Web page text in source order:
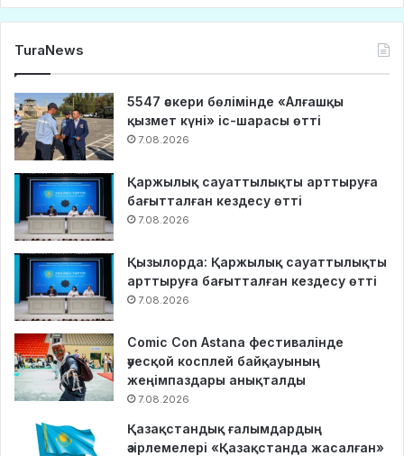
TuraNews
5547 әскери бөлімінде «Алғашқы
қызмет күні» іс-шарасы өтті
7.08.2026
Қаржылық сауаттылықты арттыруға
бағытталған кездесу өтті
7.08.2026
Қызылорда: Қаржылық сауаттылықты
арттыруға бағытталған кездесу өтті
7.08.2026
Comic Con Astana фестивалінде
әуесқой косплей байқауының
жеңімпаздары анықталды
7.08.2026
Қазақстандық ғалымдардың
әзірлемелері «Қазақстанда жасалған»